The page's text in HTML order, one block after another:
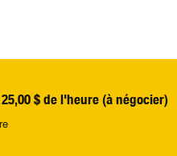
25,00 $ de l'heure (à négocier)